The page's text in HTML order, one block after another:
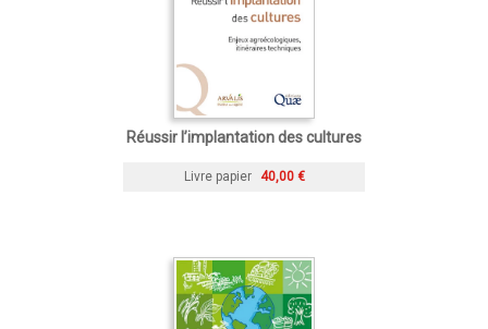
Réussir l’implantation des cultures
Livre papier 40,00 €